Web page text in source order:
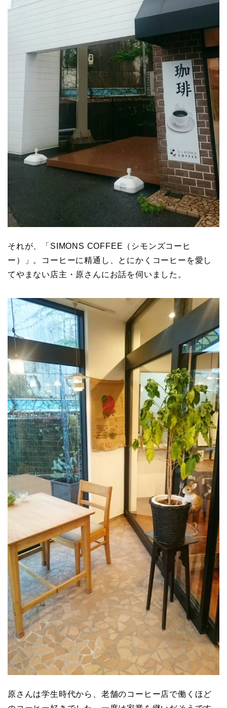
それが、「SIMONS COFFEE（シモンズコーヒ
ー）」。コーヒーに精通し、とにかくコーヒーを愛し
てやまない店主・原さんにお話を伺いました。
原さんは学生時代から、老舗のコーヒー店で働くほど